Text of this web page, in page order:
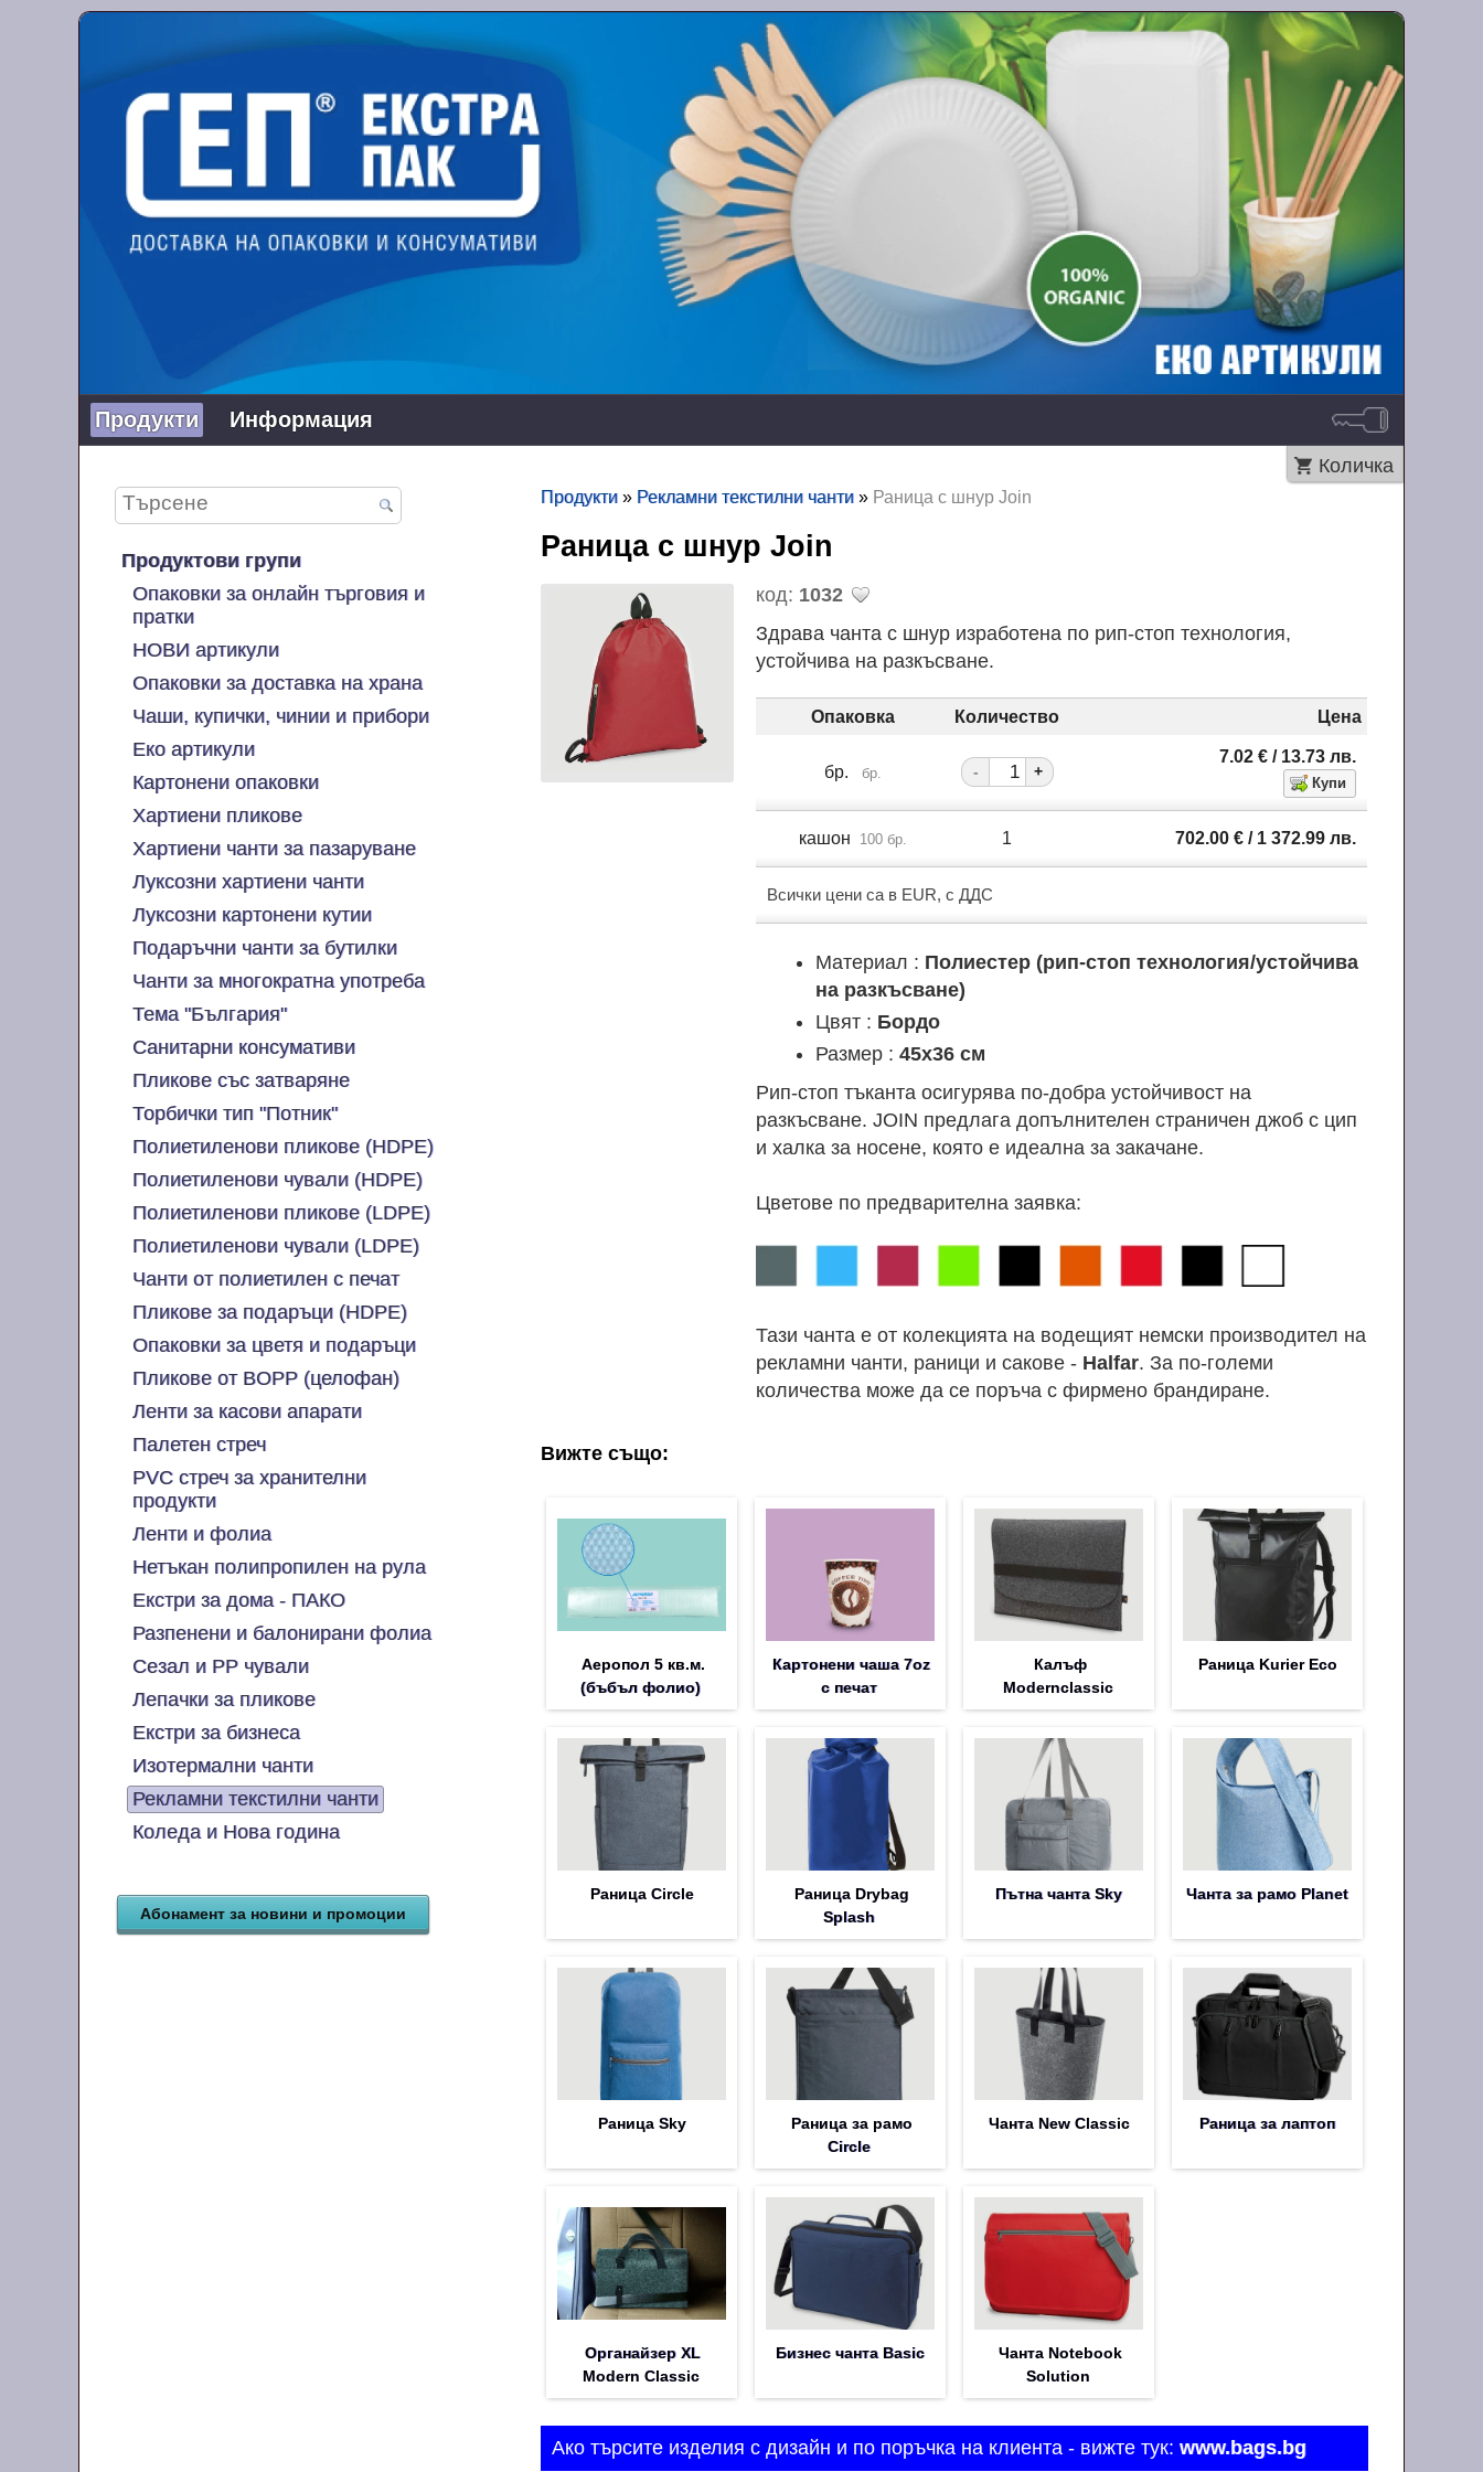
Продукти Информация
Количка
Продуктови групи
Опаковки за онлайн търговия и
пратки
НОВИ артикули
Опаковки за доставка на храна
Чаши, купички, чинии и прибори
Еко артикули
Картонени опаковки
Хартиени пликове
Хартиени чанти за пазаруване
Луксозни хартиени чанти
Луксозни картонени кутии
Подаръчни чанти за бутилки
Чанти за многократна употреба
Тема "България"
Санитарни консумативи
Пликове със затваряне
Торбички тип "Потник"
Полиетиленови пликове (HDPE)
Полиетиленови чували (HDPE)
Полиетиленови пликове (LDPE)
Полиетиленови чували (LDPE)
Чанти от полиетилен с печат
Пликове за подаръци (HDPE)
Опаковки за цветя и подаръци
Пликове от BOPP (целофан)
Ленти за касови апарати
Палетен стреч
PVC стреч за хранителни
продукти
Ленти и фолиа
Нетъкан полипропилен на рула
Екстри за дома - ПАКО
Разпенени и балонирани фолиа
Сезал и PP чували
Лепачки за пликове
Екстри за бизнеса
Изотермални чанти
Рекламни текстилни чанти
Коледа и Нова година
Продукти » Рекламни текстилни чанти » Раница с шнур Join
Раница с шнур Join
код: 1032
Здрава чанта с шнур изработена по рип-стоп технология,
устойчива на разкъсване.
Опаковка Количество Цена
бр. бр. - +
7.02€ / 13.73лв.
кашон 100 бр. 1 702.00€ / 1 372.99лв.
Всички цени са в EUR, с ДДС
Материал : Полиестер (рип-стоп технология/устойчива
на разкъсване)
Цвят : Бордо
Размер :45х36 cм
Рип-стоп тъканта осигурява по-добра устойчивост на
разкъсване. JOIN предлага допълнителен страничен джоб с цип
и халка за носене, която е идеална за закачане.
Цветове по предварителна заявка:
Тази чанта е от колекцията на водещият немски производител на
рекламни чанти, раници и сакове - Halfar. За по-големи
количества може да се поръча с фирмено брандиране.
Вижте също:
Аеропол 5 кв.м.
(бъбъл фолио)
Картонени чаша 7oz
с печат
Калъф
Modernclassic
Раница Kurier Eco
Раница Circle
Раница Drybag
Splash
Пътна чанта Sky Чанта за рамо Planet
Раница Sky
Раница за рамо
Circle
Чанта New Classic Раница за лаптоп
Органайзер XL
Modern Classic
Бизнес чанта Basic
Чанта Notebook
Solution
Ако търсите изделия с дизайн и по поръчка на клиента - вижте тук:www.bags.bg